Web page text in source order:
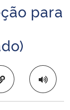
para
Copiar para área